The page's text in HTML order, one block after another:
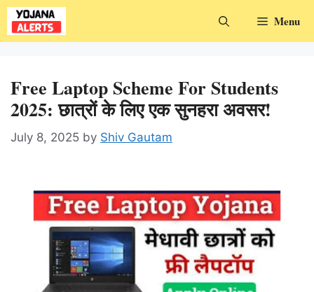
Skip
content
Menu
Free Laptop Scheme For Students
2025: छात्रों के लिए एक सुनहरा अवसर!
July 8, 2025 by Shiv Gautam